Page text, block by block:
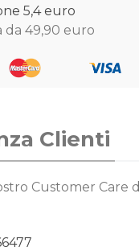
5,4 euro
da 49,90 euro
Clienti
Customer Care